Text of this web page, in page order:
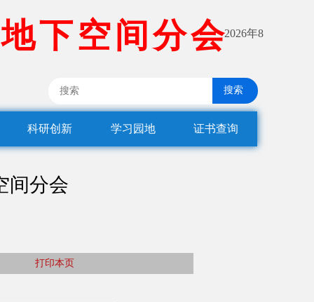
地下空间 分会2026年8
搜索
科研创新 学习园地 证书查询
间分会
打印本页